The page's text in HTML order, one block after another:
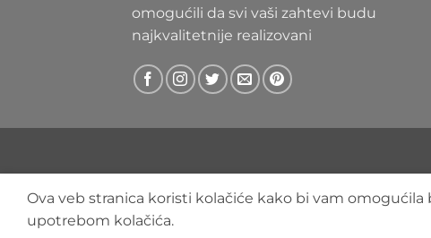
omogućili da svi vaši zahtevi budu
najkvalitetnije realizovani
Ova veb stranica koristi kolačiće kako bi vam
upotrebom kolačića.